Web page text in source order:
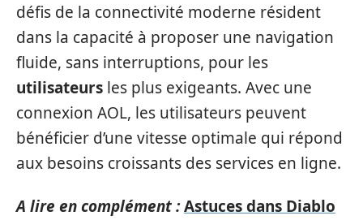
défis de la connectivité moderne résident
dans la capacité à proposer une navigation
fluide, sans interruptions, pour les
utilisateurs les plus exigeants. Avec une
connexion AOL, les utilisateurs peuvent
bénéficier d’une vitesse optimale qui répond
aux besoins croissants des services en ligne.
A lire en complément :Astuces dans Diablo